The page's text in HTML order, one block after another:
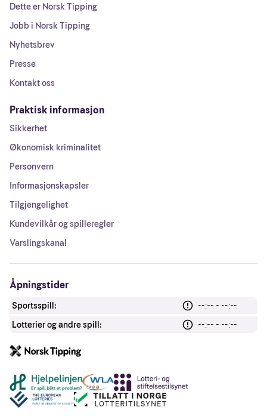
Dette er Norsk Tipping
Jobb i Norsk Tipping
Nyhetsbrev
Presse
Kontakt oss
Praktisk informasjon
Sikkerhet
Økonomisk kriminalitet
Personvern
Informasjonskapsler
Tilgjengelighet
Kundevilkår og spilleregler
Varslingskanal
Åpningstider
Sportsspill:
--:-- - --:--
Lotterier og andre spill:
--:-- - --:--
Andre lenker